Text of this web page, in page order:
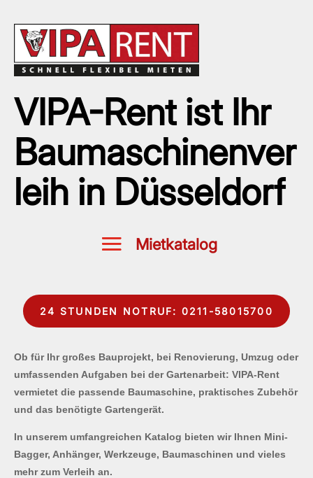
VIPA-Rent ist Ihr
Baumaschinenver
leih in Düsseldorf
24 STUNDEN NOTRUF: 0211-58015700
Ob für Ihr großes Bauprojekt, bei Renovierung, Umzug oder
umfassenden Aufgaben bei der Gartenarbeit: VIPA-Rent
vermietet die passende Baumaschine, praktisches Zubehör
und das benötigte Gartengerät.
In unserem umfangreichen Katalog bieten wir Ihnen Mini-
Bagger, Anhänger, Werkzeuge, Baumaschinen und vieles
mehr zum Verleih an.